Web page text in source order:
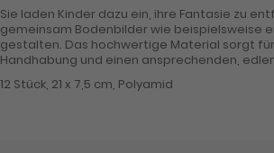
Sie laden Kinder dazu ein, ihre Fantasie zu
gemeinsam Bodenbilder wie beispielsweise
gestalten. Das hochwertige Material sorgt
Handhabung und einen ansprechenden,
12 Stück, 21 x 7,5 cm, Polyamid